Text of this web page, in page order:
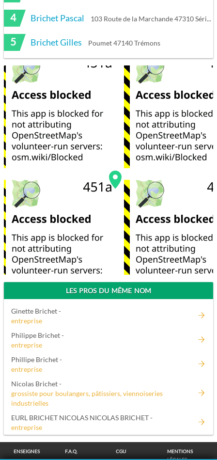
4 Brichet Pascal 103 Route de la Marchande 47310 Sérignac-sur-Garonne
5 Brichet Gilles Poumet 47140 Trémons
LES PROS DU MÊME NOM
Ginette Brichet -
entreprise
Philippe Brichet -
entreprise
Phillipe Brichet -
entreprise
Nicolas Brichet -
grossiste pour boulangers, pâtissiers, viennoiseries
industrielles
EURL BRICHET NICOLAS NICOLAS BRICHET -
entreprise
ENSEIGNES F.A.Q. CGU
MENTIONS